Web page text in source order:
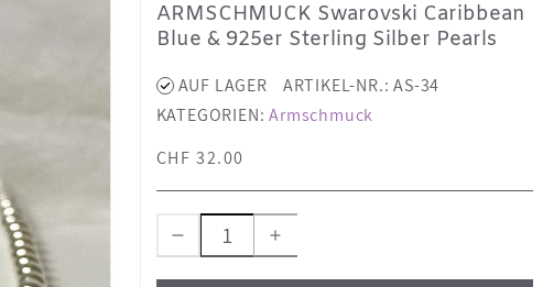
ARMSCHMUCK Swarovski Caribbean
Blue & 925er Sterling Silber Pearls
AUF LAGER
ARTIKEL-NR.: AS-34
KATEGORIEN:Armschmuck
CHF 32.00